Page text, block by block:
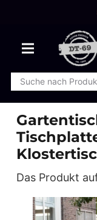
Products
search
Das Produkt